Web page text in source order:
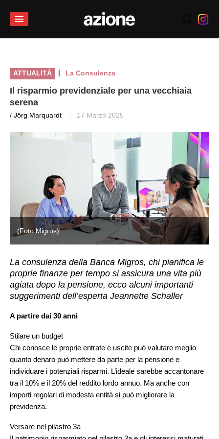
ATTUALITÀ | La Consulenza
Il risparmio previdenziale per una vecchiaia
serena
/ Jörg Marquardt 17 Marzo 2025
(Foto Migros)
La consulenza della Banca Migros, chi pianifica le
proprie finanze per tempo si assicura una vita più
agiata dopo la pensione, ecco alcuni importanti
suggerimenti dell’esperta Jeannette Schaller
A partire dai 30 anni
Stilare un budget
Chi conosce le proprie entrate e uscite può valutare meglio
quanto denaro può mettere da parte per la pensione e
individuare i potenziali risparmi. L’ideale sarebbe accantonare
tra il 10% e il 20% del reddito lordo annuo. Ma anche con
importi regolari di modesta entità si può migliorare la
previdenza.
Versare nel pilastro 3a